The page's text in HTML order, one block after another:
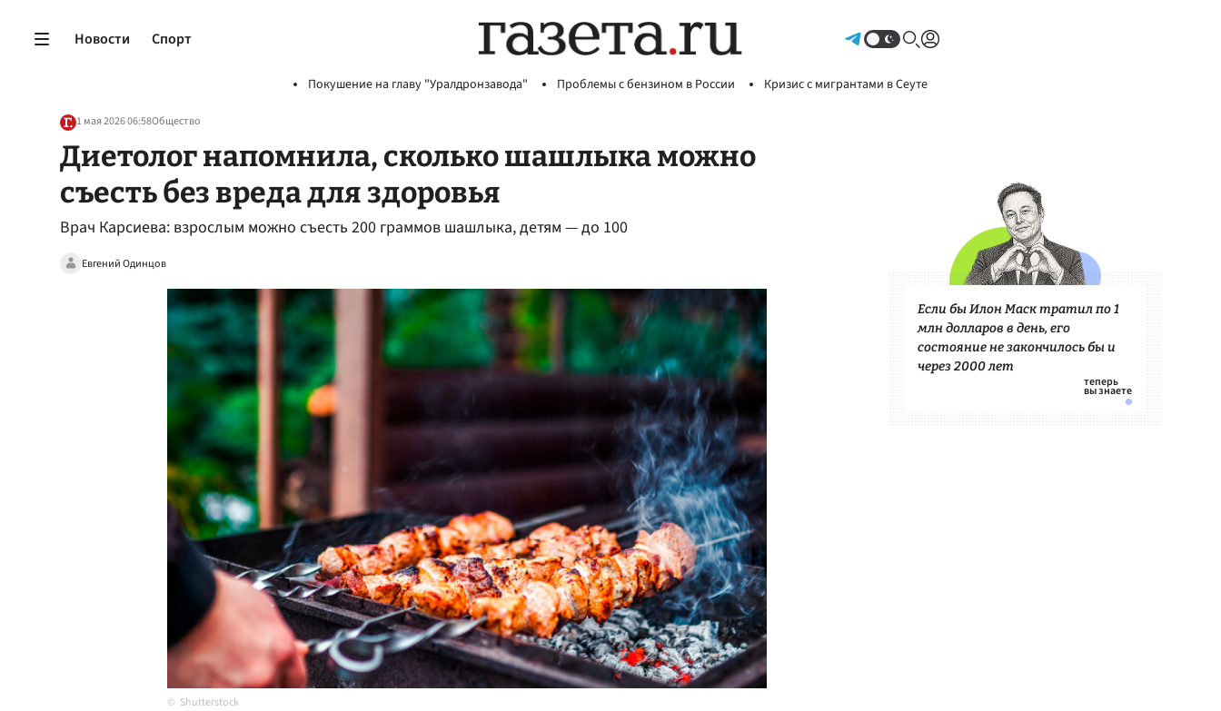
Новости Спорт
Покушение на главу "Уралдронзавода" Проблемы с бензином в России Кризис с мигрантами в Сеуте
1 мая 2026 06:58Общество
Диетолог напомнила, сколько шашлыка можно
съесть без вреда для здоровья
Врач Карсиева: взрослым можно съесть 200 граммов шашлыка, детям — до 100
Евгений Одинцов
Shutterstock
Если бы Илон Маск тратил по 1
млн долларов в день, его
состояние не закончилось бы и
через 2000 лет